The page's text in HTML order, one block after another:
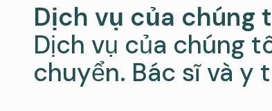
Dịch vụ của chúng
Dịch vụ của chúng
chuyển. Bác sĩ và